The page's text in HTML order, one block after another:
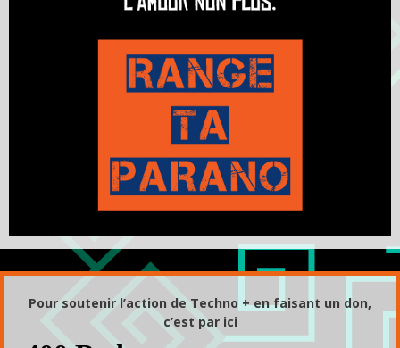
Pour soutenir l’action de Techno + en faisant un don,
c’est par ici